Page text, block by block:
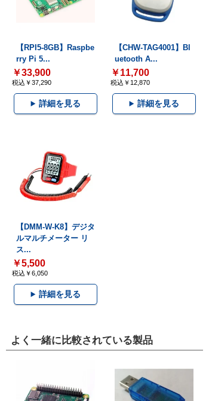
【RPI5-8GB】Raspbe
rry Pi 5...
￥33,900
税込￥37,290
詳細を見る
【CHW-TAG4001】Bl
uetooth A...
￥11,700
税込￥12,870
詳細を見る
【DMM-W-K8】デジタ
ルマルチメーター リ
ス...
￥5,500
税込￥6,050
詳細を見る
よく一緒に比較されている製品